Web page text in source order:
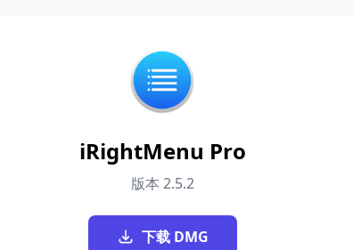
iRightMenu Pro
版本 2.5.2
下载 DMG